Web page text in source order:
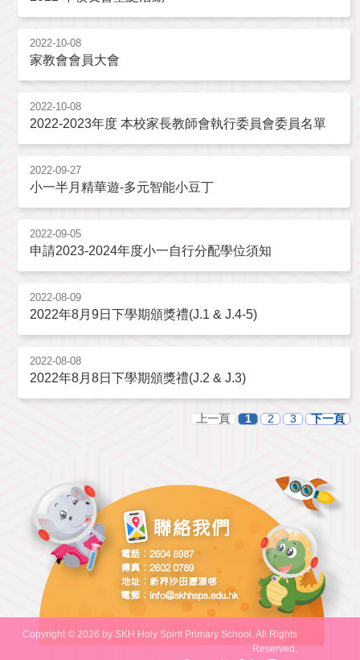
2022-10-08
家教會會員大會
2022-10-08
2022-2023年度 本校家長教師會執行委員會委員名單
2022-09-27
小一半月精華遊-多元智能小豆丁
2022-09-05
申請2023-2024年度小一自行分配學位須知
2022-08-09
2022年8月9日下學期頒獎禮(J.1 & J.4-5)
2022-08-08
2022年8月8日下學期頒獎禮(J.2 & J.3)
上一頁 1 2 3 下一頁
Copyright © 2026 by SKH Holy Spirit Primary School. All Rights
Reserved.